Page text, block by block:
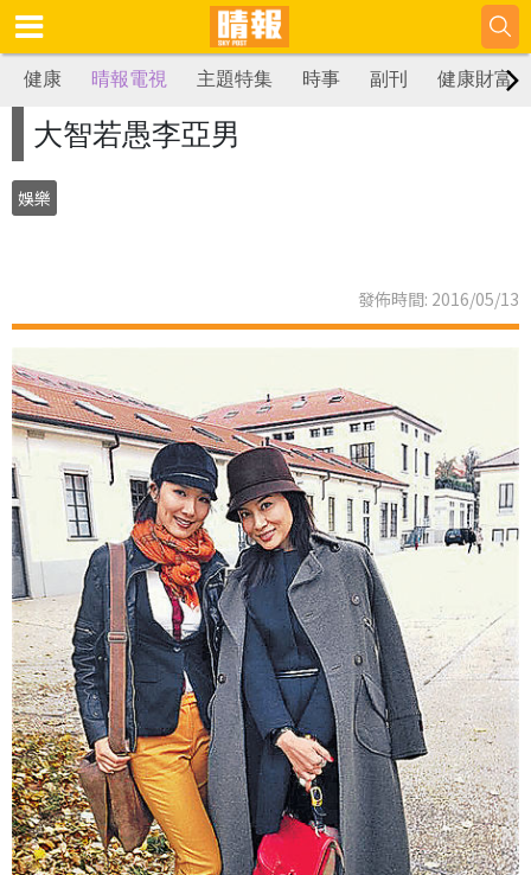
健康 晴報電視 主題特集 時事 副刊 健康財富
大智若愚李亞男
娛樂
發佈時間: 2016/05/13